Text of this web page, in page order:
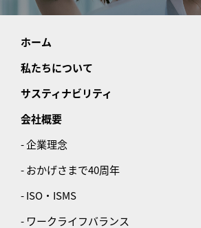
ホーム
私たちについて
サスティナビリティ
会社概要
- 企業理念
- おかげさまで40周年
- ISO・ISMS
- ワークライフバランス